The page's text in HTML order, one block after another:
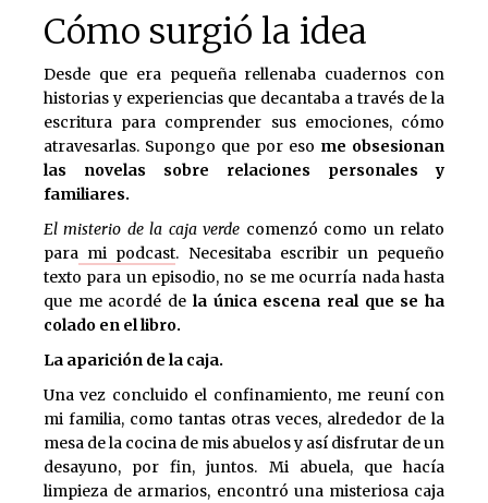
Cómo surgió la idea
Desde que era pequeña rellenaba cuadernos con
historias y experiencias que decantaba a través de la
escritura para comprender sus emociones, cómo
atravesarlas. Supongo que por eso me obsesionan
las novelas sobre relaciones personales y
familiares.
El misterio de la caja verde comenzó como un relato
para mi podcast. Necesitaba escribir un pequeño
texto para un episodio, no se me ocurría nada hasta
que me acordé de la única escena real que se ha
colado en el libro.
La aparición de la caja.
Una vez concluido el confinamiento, me reuní con
mi familia, como tantas otras veces, alrededor de la
mesa de la cocina de mis abuelos y así disfrutar de un
desayuno, por fin, juntos. Mi abuela, que hacía
limpieza de armarios, encontró una misteriosa caja